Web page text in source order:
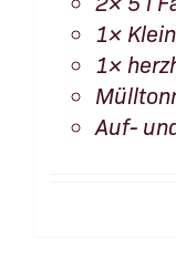
1×
1×
Auf-